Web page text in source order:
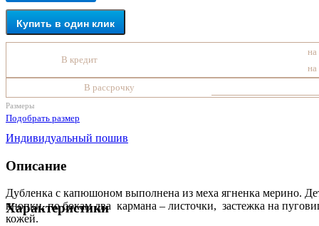
Купить в один клик
В кредит
на
на
В рассрочку
Размеры
Подобрать размер
Индивидуальный пошив
Описание
Дубленка с капюшоном выполнена из меха ягненка мерино.
кнопки, по бокам два кармана – листочки, застежка на
кожей.
Характеристики